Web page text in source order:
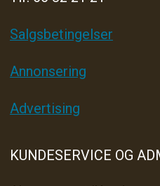
Salgsbetingelser
Annonsering
Advertising
KUNDESERVICE OG